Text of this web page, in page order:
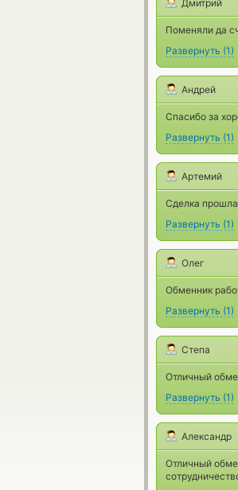
Дмитрий
Поменяли да
Развернуть (1)
Андрей
Спасибо за
Развернуть (1)
Артемий
Сделка
Развернуть (1)
Олег
Обменник
Развернуть (1)
Степа
Отличный
Развернуть (1)
Александр
Отличный